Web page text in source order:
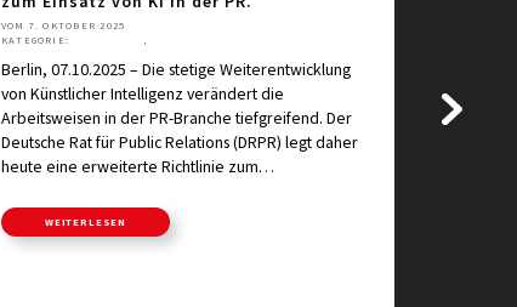
VOM 7. OKTOBER 2025
KATEGORIE:
Berlin, 07.10.2025 – Die stetige Weiterentwicklung
von Künstlicher Intelligenz verändert die
Arbeitsweisen in der PR-Branche tiefgreifend. Der
Deutsche Rat für Public Relations (DRPR) legt daher
heute eine erweiterte Richtlinie zum…
WEITERLESEN